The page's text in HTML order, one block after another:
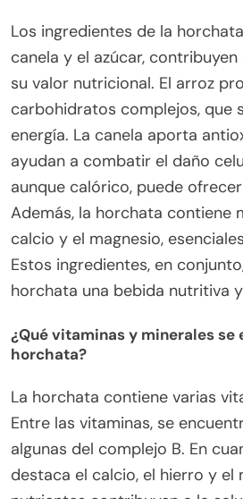
Los ingredientes de la
canela y el azúcar,
su valor nutricional. El arroz
carbohidratos complejos, que
energía. La canela aporta
ayudan a combatir el daño
aunque calórico, puede
Además, la horchata contiene
calcio y el magnesio,
Estos ingredientes, en
horchata una bebida nutritiva
¿Qué vitaminas y minerales se
horchata?
La horchata contiene varias
Entre las vitaminas, se
algunas del complejo B. En
destaca el calcio, el hierro y el